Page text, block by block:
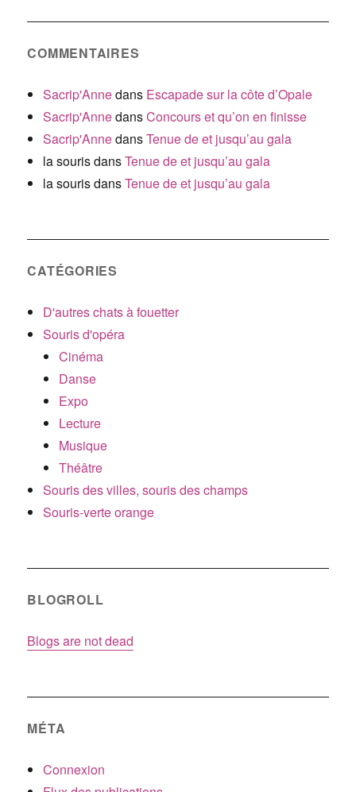
COMMENTAIRES
Sacrip'Annedans Escapade sur la côte d’Opale
Sacrip'AnnedansConcours et qu’on en finisse
Sacrip'AnnedansTenue de et jusqu’au gala
la sourisdansTenue de et jusqu’au gala
la sourisdansTenue de et jusqu’au gala
CATÉGORIES
D'autres chats à fouetter
Souris d'opéra
Cinéma
Danse
Expo
Lecture
Musique
Théâtre
Souris des villes, souris des champs
Souris-verte orange
BLOGROLL
Blogs are not dead
MÉTA
Connexion